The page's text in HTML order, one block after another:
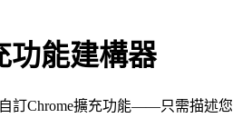
功能建構器
訂Chrome擴充功能——只需描述您